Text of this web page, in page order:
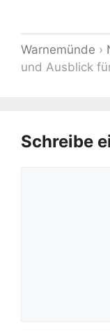
Warnemünde ›
und Ausblick
Schreibe